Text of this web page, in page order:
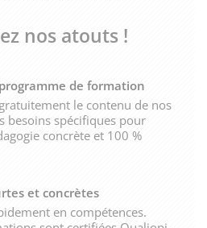
nos atouts !
de formation
le contenu de nos
besoins spécifiques pour
concrète et 100 %
et concrètes
en compétences.